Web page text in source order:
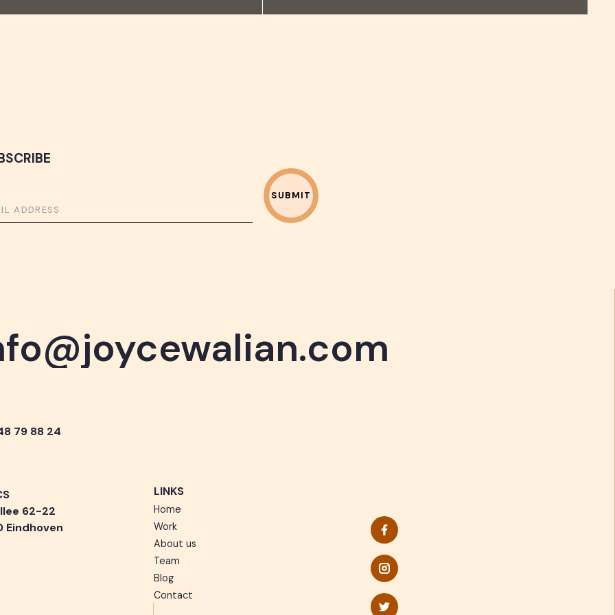
79 88 24
62-22
Eindhoven
LINKS
Home
Work
About us
Team
Blog
Contact